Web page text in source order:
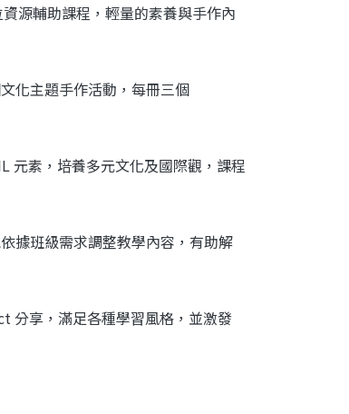
源輔助課程，輕量的素養與手作內
化主題手作活動，每冊三個
元素，培養多元文化及國際觀，課程
據班級需求調整教學內容，有助解
分享，滿足各種學習風格，並激發